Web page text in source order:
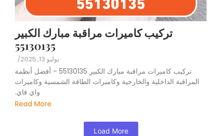
تركيب كاميرات مراقبة مبارك الكبير
55130135
يوليو 13, 2025 /
تركيب كاميرات مراقبة مبارك الكبير 55130135 - أفضل أنظمة
المراقبة الداخلية والخارجية وكاميرات الطاقة الشمسية وكاميرات
واي فاي.
Read More
Load More